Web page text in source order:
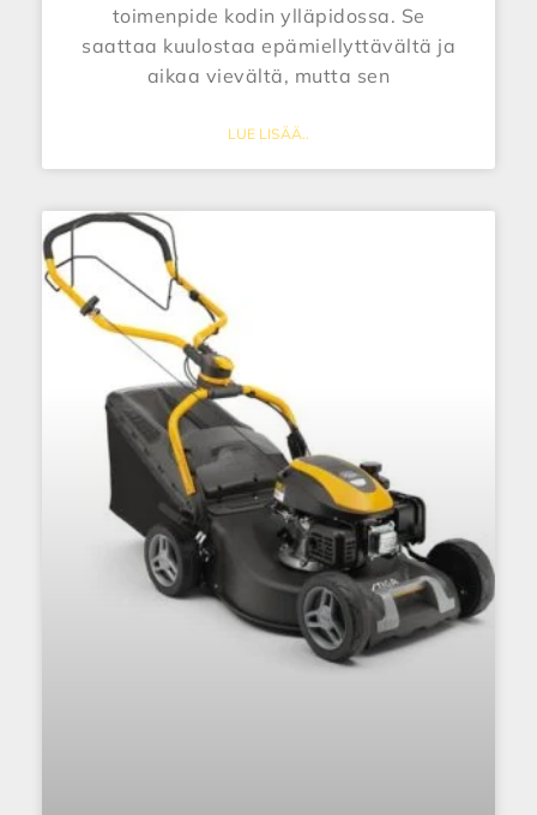
toimenpide kodin ylläpidossa. Se
saattaa kuulostaa epämiellyttävältä ja
aikaa vievältä, mutta sen
LUE LISÄÄ..